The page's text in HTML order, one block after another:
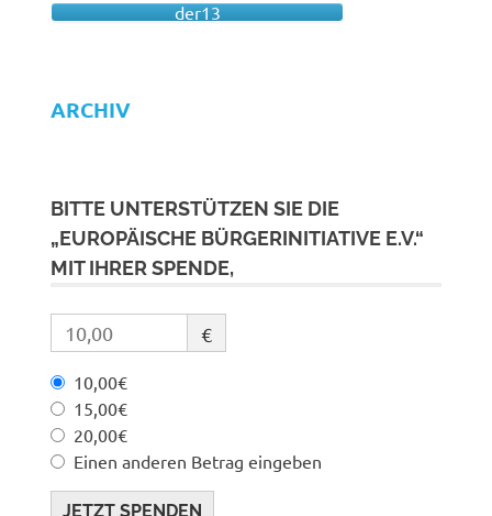
der13
ARCHIV
BITTE UNTERSTÜTZEN SIE DIE
„EUROPÄISCHE BÜRGERINITIATIVE E.V.“
MIT IHRER SPENDE,
€
10,00€
15,00€
20,00€
Einen anderen Betrag eingeben
JETZT SPENDEN